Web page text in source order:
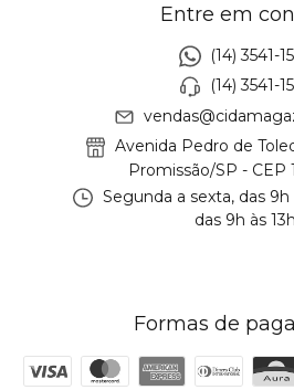
Entre em
(14) 3541-
(14) 3541-
Avenida Pedro de
Promissão/SP - CEP
Segunda a sexta, das 9h
das 9h às
Formas de